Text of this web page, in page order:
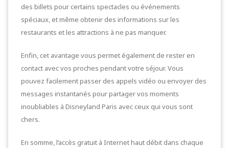
des billets pour certains spectacles ou événements
spéciaux, et même obtenir des informations sur les
restaurants et les attractions à ne pas manquer.
Enfin, cet avantage vous permet également de rester en
contact avec vos proches pendant votre séjour. Vous
pouvez facilement passer des appels vidéo ou envoyer des
messages instantanés pour partager vos moments
inoubliables à Disneyland Paris avec ceux qui vous sont
chers.
En somme, l’accès gratuit à Internet haut débit dans chaque